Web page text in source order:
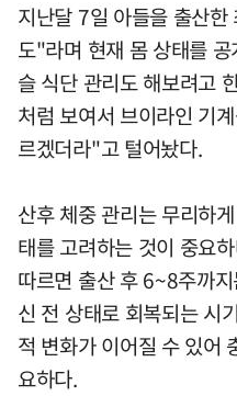
지난달 7일 아들을 출산
도"라며 현재 몸 상태를
슬 식단 관리도 해보려고
처럼 보여서 브이라인 기
르겠더라"고 털어놨다.
산후 체중 관리는 무리하
태를 고려하는 것이 중요
따르면 출산 후 6~8주까
신 전 상태로 회복되는 시
적 변화가 이어질 수 있어
요하다.